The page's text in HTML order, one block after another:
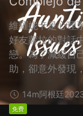
維羅妮卡是心理
好友蘿拉的對話
戀。為了減緩自
助，卻意外發現
14m阿根廷
免费